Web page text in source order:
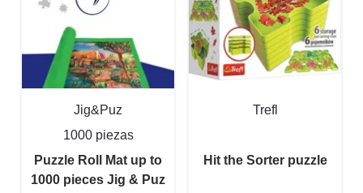
Jig&Puz
1000 piezas
Puzzle Roll Mat up to
1000 pieces Jig & Puz
Trefl
Hit the Sorter puzzle